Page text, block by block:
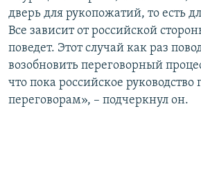
дверь для рукопожатий, то есть
Все зависит от российской
поведет. Этот случай как раз
возобновить переговорный
что пока российское руководство
переговорам», – подчеркнул он.